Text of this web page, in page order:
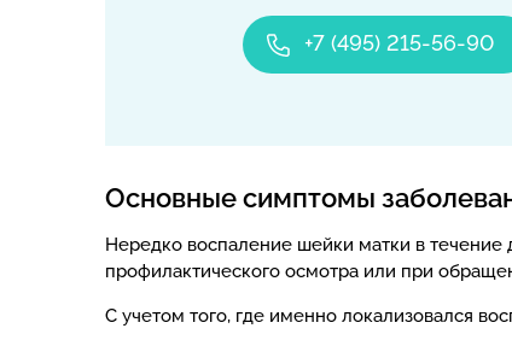
+7 (495) 215-56-90
Основные симптомы
Нередко воспаление шейки матки в течение
профилактического осмотра или при
С учетом того, где именно локализовался